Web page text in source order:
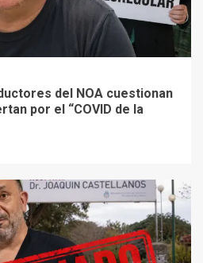
del NOA cuestionan
por el “COVID de la